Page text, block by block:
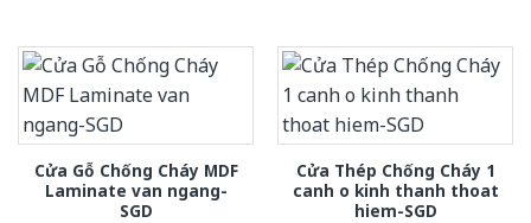
Cửa Gỗ Chống Cháy MDF
Laminate van ngang-
SGD
Cửa Thép Chống Cháy 1
canh o kinh thanh thoat
hiem-SGD